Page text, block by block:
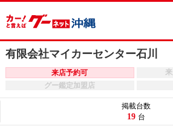
有限会社マイカーセンター石川
来店予約可
グー鑑定加盟店
掲載台数
19 台